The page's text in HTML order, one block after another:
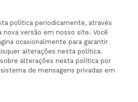
política periodicamente, através
nova versão em nosso site. Você
ocasionalmente para garantir
alterações nesta política.
alterações nesta política por
de mensagens privadas em